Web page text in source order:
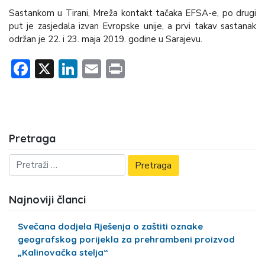
Sastankom u Tirani, Mreža kontakt tačaka EFSA-e, po drugi
put je zasjedala izvan Evropske unije, a prvi takav sastanak
održan je 22. i 23. maja 2019. godine u Sarajevu.
Facebook
X LinkedIn
Email
Pretraga
Najnoviji članci
Svečana dodjela Rješenja o zaštiti oznake
geografskog porijekla za prehrambeni proizvod
„Kalinovačka stelja“